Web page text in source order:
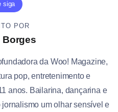
siga
POR
Borges
da Woo! Magazine,
pop, entretenimento e
anos. Bailarina, dançarina e
um olhar sensível e